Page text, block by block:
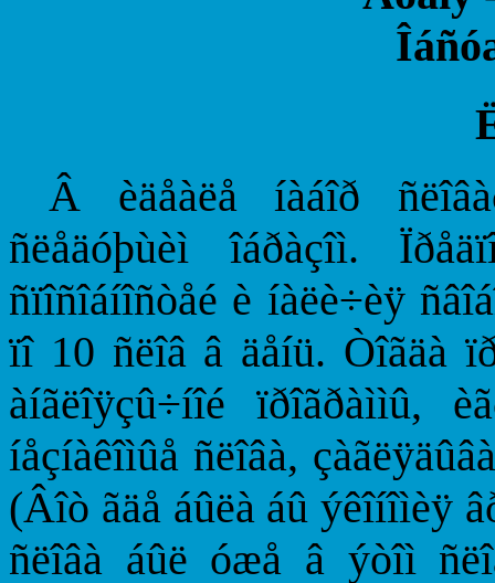
Â èäåàëå íàáîð
ñëåäóþùèì îáðàçîì.
ñïîñîáíîñòåé è íàëè÷èÿ
ïî 10 ñëîâ â äåíü. Òîãäà
àíãëîÿçû÷íîé ïðîãðàììû,
íåçíàêîìûå ñëîâà,
(Âîò ãäå áûëà áû ýêîíîìèÿ
ñëîâà áûë óæå â ýòîì